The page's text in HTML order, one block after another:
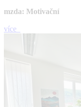
mzda: Motivační
více